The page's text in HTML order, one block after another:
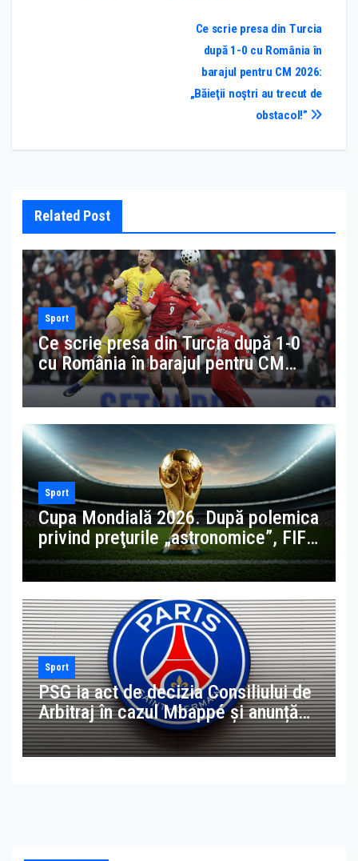
Ce scrie presa din Turcia
după 1-0 cu România în
barajul pentru CM 2026:
„Băieţii noştri au trecut de
obstacol!”
Related Post
Sport
Ce scrie presa din Turcia după 1-0
cu România în barajul pentru CM
2026: „Băieţii noştri au trecut de
obstacol!”
Sport
Cupa Mondială 2026. După polemica
privind preţurile „astronomice”, FIFA
anunţă bilete la 60 de dolari pentru
suporteri
Sport
PSG ia act de decizia Consiliului de
Arbitraj în cazul Mbappé și anunță
că își rezervă dreptul de apel